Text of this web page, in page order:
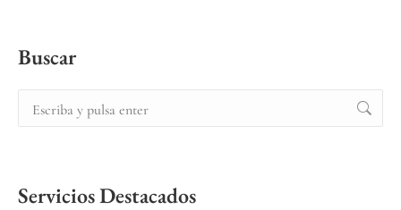
Buscar
Servicios Destacados